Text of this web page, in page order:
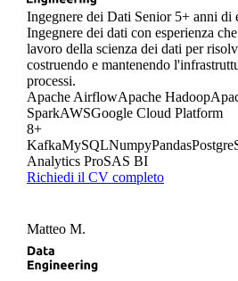
Ingegnere dei Dati Senior 5+ anni di
Ingegnere dei dati con esperienza
lavoro della scienza dei dati per
costruendo e mantenendo
processi.
Apache AirflowApache Hadoop
SparkAWSGoogle Cloud Platform
8+
KafkaMySQLNumpyPandas
Analytics ProSAS BI
Richiedi il CV completo
Matteo M.